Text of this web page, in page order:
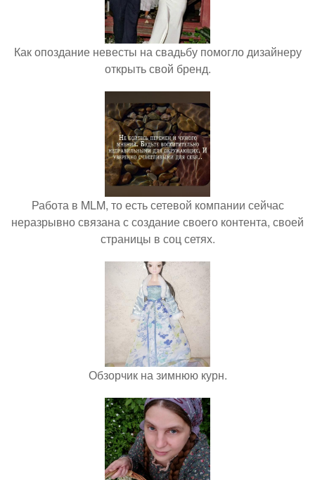
Как опоздание невесты на свадьбу помогло дизайнеру
открыть свой бренд.
Работа в MLM, то есть сетевой компании сейчас
неразрывно связана с создание своего контента, своей
страницы в соц сетях.
Обзорчик на зимнюю курн.